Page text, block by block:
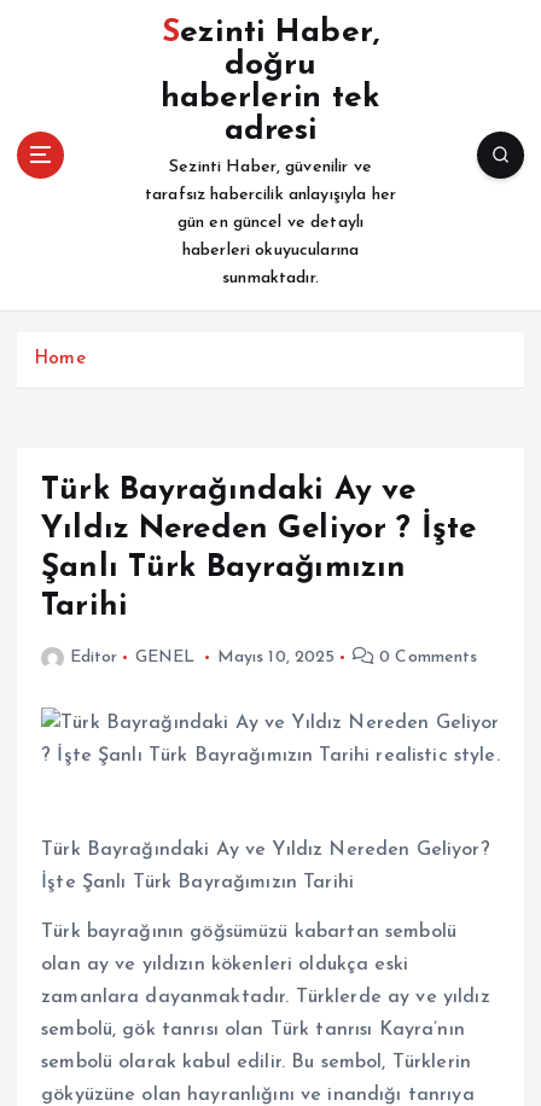
Sezinti Haber,
doğru
haberlerin tek
adresi
Sezinti Haber, güvenilir ve
tarafsız habercilik anlayışıyla her
gün en güncel ve detaylı
haberleri okuyucularına
sunmaktadır.
Home
Türk Bayrağındaki Ay ve
Yıldız Nereden Geliyor ? İşte
Şanlı Türk Bayrağımızın
Tarihi
Editor GENEL Mayıs 10, 2025 0 Comments
Türk Bayrağındaki Ay ve Yıldız Nereden Geliyor?
İşte Şanlı Türk Bayrağımızın Tarihi
Türk bayrağının göğsümüzü kabartan sembolü
olan ay ve yıldızın kökenleri oldukça eski
zamanlara dayanmaktadır. Türklerde ay ve yıldız
sembolü, gök tanrısı olan Türk tanrısı Kayra’nın
sembolü olarak kabul edilir. Bu sembol, Türklerin
gökyüzüne olan hayranlığını ve inandığı tanrıya